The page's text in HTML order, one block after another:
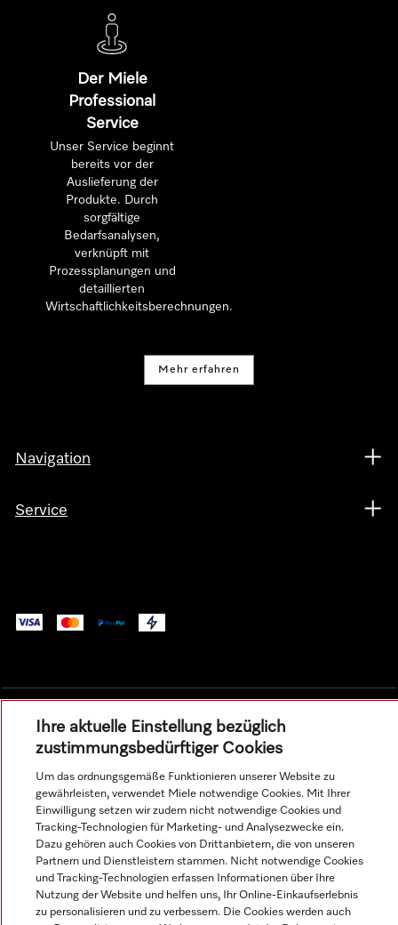
Der Miele
Professional
Service
Unser Service beginnt
bereits vor der
Auslieferung der
Produkte. Durch
sorgfältige
Bedarfsanalysen,
verknüpft mit
Prozessplanungen und
detaillierten
Wirtschaftlichkeitsberechnungen.
Mehr erfahren
Navigation
Service
Alle Produktpreise zzgl. MwSt.; Lieferung stets ohne
Dekorationsmaterial.
© Miele & Cie. KG.
Ihre aktuelle Einstellung bezüglich
zustimmungsbedürftiger Cookies
Um das ordnungsgemäße Funktionieren unserer Website zu
gewährleisten, verwendet Miele notwendige Cookies. Mit Ihrer
Einwilligung setzen wir zudem nicht notwendige Cookies und
Tracking-Technologien für Marketing- und Analysezwecke ein.
Dazu gehören auch Cookies von Drittanbietern, die von unseren
Partnern und Dienstleistern stammen. Nicht notwendige Cookies
und Tracking-Technologien erfassen Informationen über Ihre
Nutzung der Website und helfen uns, Ihr Online-Einkaufserlebnis
zu personalisieren und zu verbessern. Die Cookies werden auch